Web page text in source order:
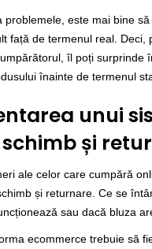
problemele, este mai bine
față de termenul real. Deci,
îl poți surprinde
înainte de termenul
unui
și
ale celor care cumpără
și returnare. Ce se
sau dacă bluza
ecommerce trebuie să